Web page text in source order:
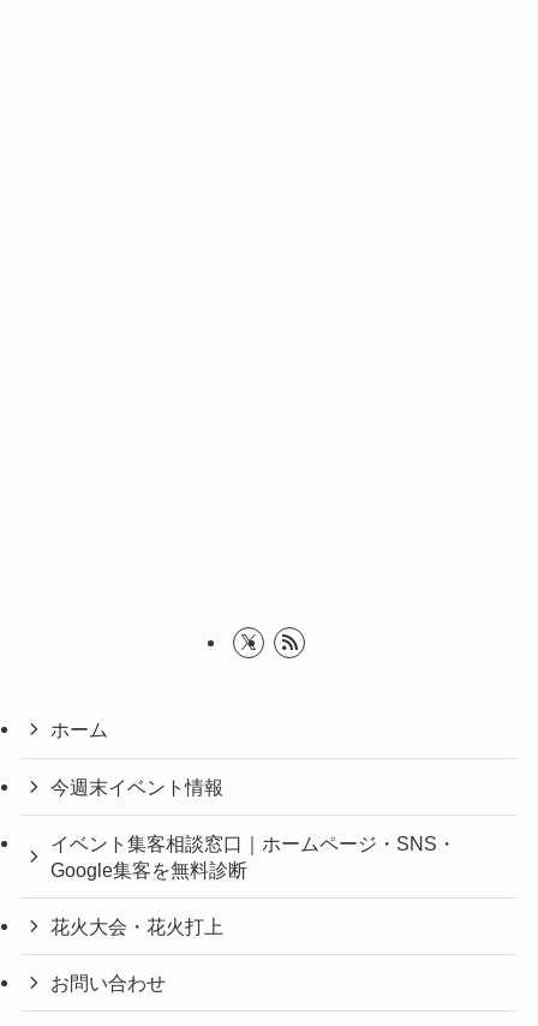
ホーム
今週末イベント情報
イベント集客相談窓口｜ホームページ・SNS・
Google集客を無料診断
花火大会・花火打上
お問い合わせ